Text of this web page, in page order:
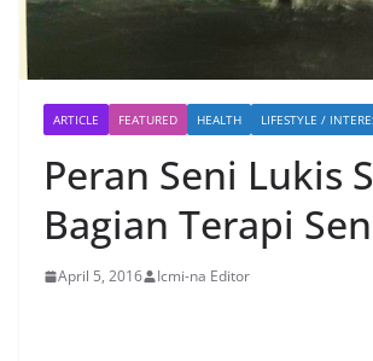
ARTICLE FEATURED HEALTH LIFESTYLE /
Peran Seni Lukis
Bagian Terapi
April 5, 2016 Icmi-na Editor